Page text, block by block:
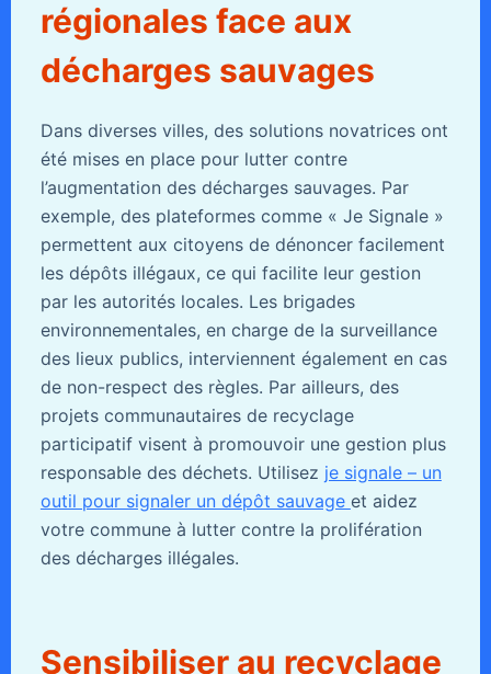
régionales face aux
décharges sauvages
Dans diverses villes, des solutions novatrices ont
été mises en place pour lutter contre
l’augmentation des décharges sauvages. Par
exemple, des plateformes comme « Je Signale »
permettent aux citoyens de dénoncer facilement
les dépôts illégaux, ce qui facilite leur gestion
par les autorités locales. Les brigades
environnementales, en charge de la surveillance
des lieux publics, interviennent également en cas
de non-respect des règles. Par ailleurs, des
projets communautaires de recyclage
participatif visent à promouvoir une gestion plus
responsable des déchets. Utilisez je signale – un
outil pour signaler un dépôt sauvage et aidez
votre commune à lutter contre la prolifération
des décharges illégales.
Sensibiliser au recyclage